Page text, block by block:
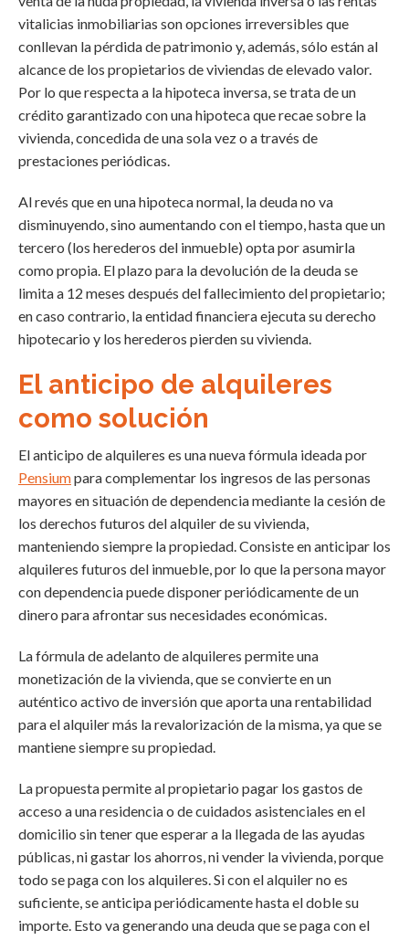
vitalicias inmobiliarias son opciones irreversibles que
conllevan la pérdida de patrimonio y, además, sólo están al
alcance de los propietarios de viviendas de elevado valor.
Por lo que respecta a la hipoteca inversa, se trata de un
crédito garantizado con una hipoteca que recae sobre la
vivienda, concedida de una sola vez o a través de
prestaciones periódicas.
Al revés que en una hipoteca normal, la deuda no va
disminuyendo, sino aumentando con el tiempo, hasta que un
tercero (los herederos del inmueble) opta por asumirla
como propia. El plazo para la devolución de la deuda se
limita a 12 meses después del fallecimiento del propietario;
en caso contrario, la entidad financiera ejecuta su derecho
hipotecario y los herederos pierden su vivienda.
El anticipo de alquileres
como solución
El anticipo de alquileres es una nueva fórmula ideada por
Pensiumpara complementar los ingresos de las personas
mayores en situación de dependencia mediante la cesión de
los derechos futuros del alquiler de su vivienda,
manteniendo siempre la propiedad. Consiste en anticipar los
alquileres futuros del inmueble, por lo que la persona mayor
con dependencia puede disponer periódicamente de un
dinero para afrontar sus necesidades económicas.
La fórmula de adelanto de alquileres permite una
monetización de la vivienda, que se convierte en un
auténtico activo de inversión que aporta una rentabilidad
para el alquiler más la revalorización de la misma, ya que se
mantiene siempre su propiedad.
La propuesta permite al propietario pagar los gastos de
acceso a una residencia o de cuidados asistenciales en el
domicilio sin tener que esperar a la llegada de las ayudas
públicas, ni gastar los ahorros, ni vender la vivienda, porque
todo se paga con los alquileres. Si con el alquiler no es
suficiente, se anticipa periódicamente hasta el doble su
importe. Esto va generando una deuda que se paga con el